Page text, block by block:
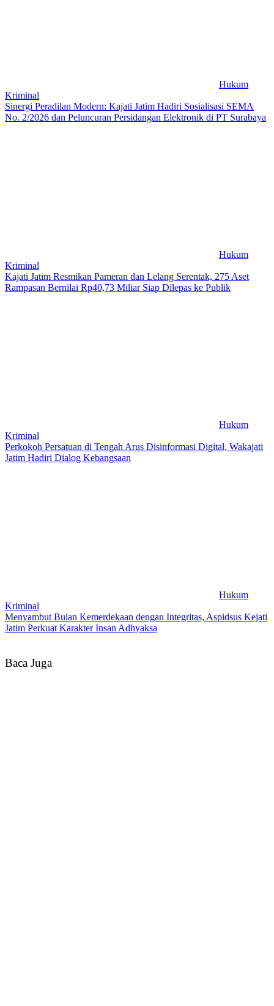
Hukum
Kriminal
Sinergi Peradilan Modern: Kajati Jatim Hadiri Sosialisasi SEMA
No. 2/2026 dan Peluncuran Persidangan Elektronik di PT Surabaya
Hukum
Kriminal
Kajati Jatim Resmikan Pameran dan Lelang Serentak, 275 Aset
Rampasan Bernilai Rp40,73 Miliar Siap Dilepas ke Publik
Hukum
Kriminal
Perkokoh Persatuan di Tengah Arus Disinformasi Digital, Wakajati
Jatim Hadiri Dialog Kebangsaan
Hukum
Kriminal
Menyambut Bulan Kemerdekaan dengan Integritas, Aspidsus Kejati
Jatim Perkuat Karakter Insan Adhyaksa
Baca Juga